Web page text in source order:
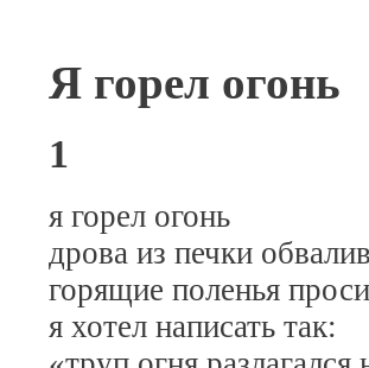
Я горел огонь
1
я горел огонь
дрова из печки
горящие поленья
я хотел написать так: